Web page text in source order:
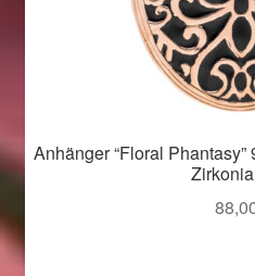
Anhänger “Floral